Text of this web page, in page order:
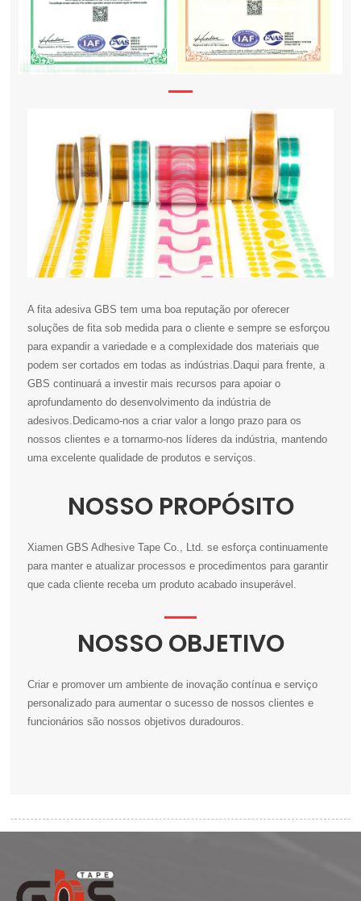
A fita adesiva GBS tem uma boa reputação por oferecer
soluções de fita sob medida para o cliente e sempre se esforçou
para expandir a variedade e a complexidade dos materiais que
podem ser cortados em todas as indústrias.Daqui para frente, a
GBS continuará a investir mais recursos para apoiar o
aprofundamento do desenvolvimento da indústria de
adesivos.Dedicamo-nos a criar valor a longo prazo para os
nossos clientes e a tornarmo-nos líderes da indústria, mantendo
uma excelente qualidade de produtos e serviços.
NOSSO PROPÓSITO
Xiamen GBS Adhesive Tape Co., Ltd. se esforça continuamente
para manter e atualizar processos e procedimentos para garantir
que cada cliente receba um produto acabado insuperável.
NOSSO OBJETIVO
Criar e promover um ambiente de inovação contínua e serviço
personalizado para aumentar o sucesso de nossos clientes e
funcionários são nossos objetivos duradouros.